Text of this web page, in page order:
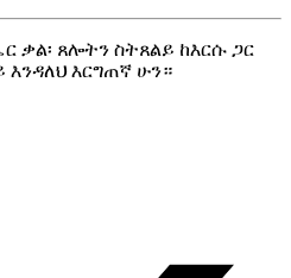
ቃል፡ ጸሎትን ስትጸልይ ከእርሱ ጋር
እርግጠኛ ሁን።